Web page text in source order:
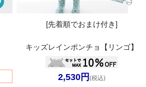
[先着順でおまけ付き]
キッズレインポンチョ【リンゴ】
2,530円 (税込)